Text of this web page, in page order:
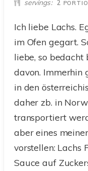
servings 2
Ich liebe Lachs.
im Ofen gegart.
liebe, so
davon. Immerhin
in den
daher zb. in
transportiert
aber eines
vorstellen: Lachs
Sauce auf